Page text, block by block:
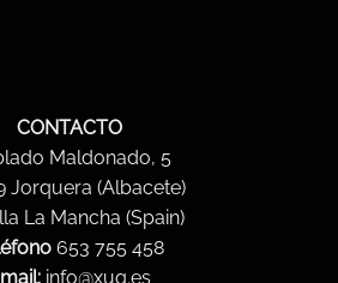
CONTACTO
Maldonado, 5
Jorquera (Albacete)
La Mancha (Spain)
653 755 458
info@xuq.es